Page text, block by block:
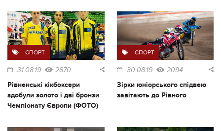
СПОРТ
31.08.19 2670
Рівненські кікбоксери
здобули золото і дві бронзи
Чемпіонату Європи (ФОТО)
СПОРТ
30.08.19 2094
Зірки юніорського спідвею
завітають до Рівного